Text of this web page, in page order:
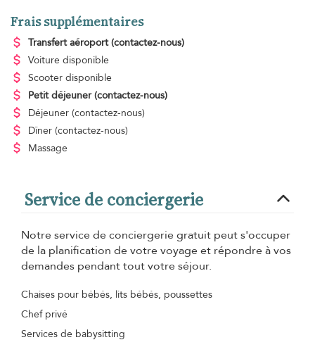
Frais supplémentaires
Transfert aéroport (contactez-nous)
Voiture disponible
Scooter disponible
Petit déjeuner (contactez-nous)
Déjeuner (contactez-nous)
Dîner (contactez-nous)
Massage
Service de conciergerie
Notre service de conciergerie gratuit peut s'occuper
de la planification de votre voyage et répondre à vos
demandes pendant tout votre séjour.
Chaises pour bébés, lits bébés, poussettes
Chef privé
Services de babysitting